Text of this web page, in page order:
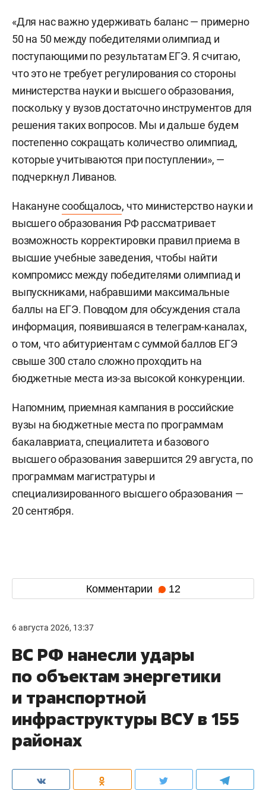
«Для нас важно удерживать баланс — примерно
50 на 50 между победителями олимпиад и
поступающими по результатам ЕГЭ. Я считаю,
что это не требует регулирования со стороны
министерства науки и высшего образования,
поскольку у вузов достаточно инструментов для
решения таких вопросов. Мы и дальше будем
постепенно сокращать количество олимпиад,
которые учитываются при поступлении», —
подчеркнул Ливанов.
Наканунесообщалось, что министерство науки и
высшего образования РФ рассматривает
возможность корректировки правил приема в
высшие учебные заведения, чтобы найти
компромисс между победителями олимпиад и
выпускниками, набравшими максимальные
баллы на ЕГЭ. Поводом для обсуждения стала
информация, появившаяся в телеграм-каналах,
о том, что абитуриентам с суммой баллов ЕГЭ
свыше 300 стало сложно проходить на
бюджетные места из-за высокой конкуренции.
Напомним, приемная кампания в российские
вузы на бюджетные места по программам
бакалавриата, специалитета и базового
высшего образования завершится 29 августа, по
программам магистратуры и
специализированного высшего образования —
20 сентября.
Комментарии 12
6 августа 2026, 13:37
ВС РФ нанесли удары
по объектам энергетики
и транспортной
инфраструктуры ВСУ в 155
районах